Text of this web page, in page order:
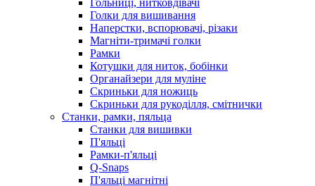
Голки для вишивання
Наперстки, вспорювачі, різаки
Магніти-тримачі голки
Рамки
Котушки для ниток, бобінки
Органайзери для муліне
Скриньки для ножиць
Скриньки для рукоділля, смітнички
Станки, рамки, пяльца
Станки для вишивки
П'яльці
Рамки-п'яльці
Q-Snaps
П'яльці магнітні